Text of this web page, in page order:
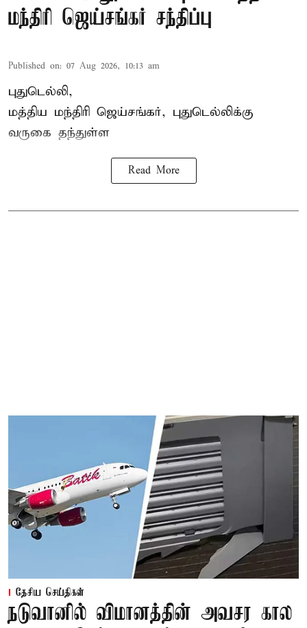
மந்திரி ஜெய்சங்கர் சந்திப்பு
Published on: 07 Aug 2026, 10:13 am
புதுடெல்லி,
மத்திய மந்திரி ஜெய்சங்கர், புதுடெல்லிக்கு
வருகை தந்துள்ள
Read More
தேசிய செய்திகள்
நடுவானில் விமானத்தின் அவசர கால